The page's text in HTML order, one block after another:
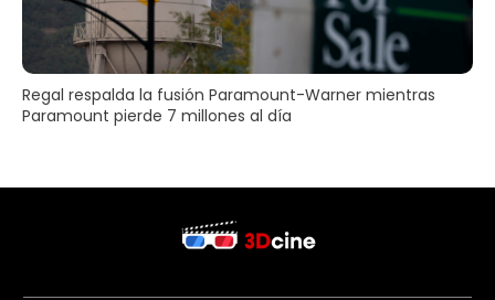
Regal respalda la fusión Paramount-Warner mientras
Paramount pierde 7 millones al día